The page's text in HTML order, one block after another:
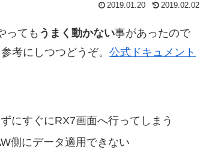
2019.01.20 2019.02.02
っても うまく動かない事があったので
考にしつつどうぞ。 公式ドキュメント
にすぐにRX7画面へ行ってしまう
側にデータ適用できない